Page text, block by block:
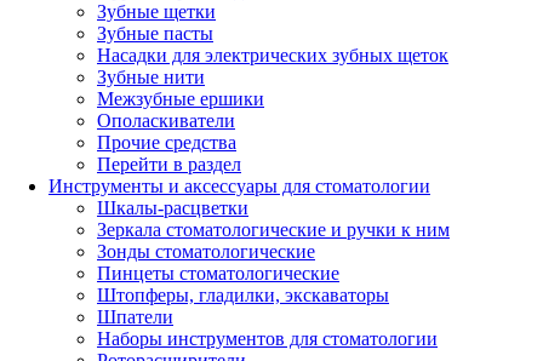
Зубные щетки
Зубные пасты
Насадки для электрических зубных щеток
Зубные нити
Межзубные ершики
Ополаскиватели
Прочие средства
Перейти в раздел
Инструменты и аксессуары для стоматологии
Шкалы-расцветки
Зеркала стоматологические и ручки к ним
Зонды стоматологические
Пинцеты стоматологические
Штопферы, гладилки, экскаваторы
Шпатели
Наборы инструментов для стоматологии